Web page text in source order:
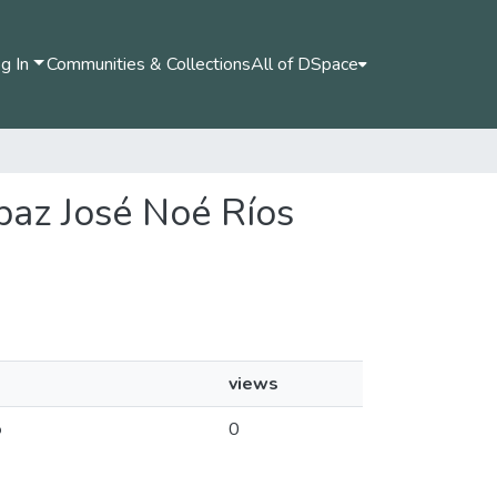
In Communities & CollectionsAll of DSpace
José Noé Ríos
views
0